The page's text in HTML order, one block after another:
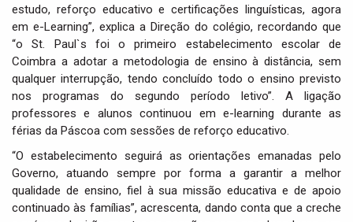
estudo, reforço educativo e certificações linguísticas, agora
em e-Learning”, explica a Direção do colégio, recordando que
“o St. Paul`s foi o primeiro estabelecimento escolar de
Coimbra a adotar a metodologia de ensino à distância, sem
qualquer interrupção, tendo concluído todo o ensino previsto
nos programas do segundo período letivo”. A ligação
professores e alunos continuou em e-learning durante as
férias da Páscoa com sessões de reforço educativo.
“O estabelecimento seguirá as orientações emanadas pelo
Governo, atuando sempre por forma a garantir a melhor
qualidade de ensino, fiel à sua missão educativa e de apoio
continuado às famílias”, acrescenta, dando conta que a creche